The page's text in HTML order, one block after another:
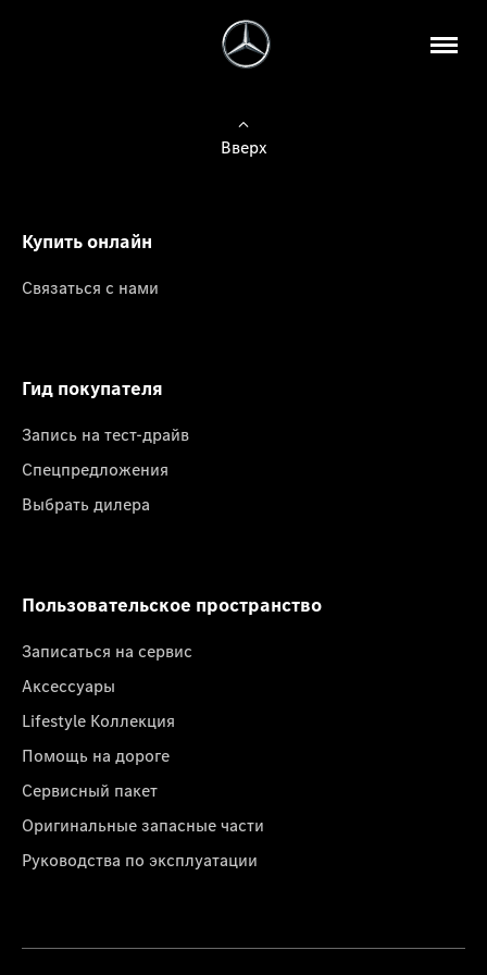
Вверх
Купить онлайн
Связаться с нами
Гид покупателя
Запись на тест-драйв
Спецпредложения
Выбрать дилера
Пользовательское пространство
Записаться на сервис
Аксессуары
Lifestyle Коллекция
Помощь на дороге
Сервисный пакет
Оригинальные запасные части
Руководства по эксплуатации